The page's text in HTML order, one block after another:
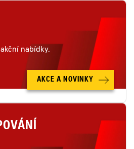
nabídky.
AKCE A NOVINKY